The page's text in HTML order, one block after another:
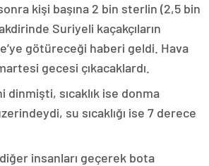
kişi başına 2 bin sterlin (2,5 bin
Suriyeli kaçakçıların
götüreceği haberi geldi. Hava
gecesi çıkacaklardı.
dinmişti, sıcaklık ise donma
su sıcaklığı ise 7 derece
insanları geçerek bota